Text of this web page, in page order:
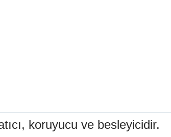
koruyucu ve besleyicidir.